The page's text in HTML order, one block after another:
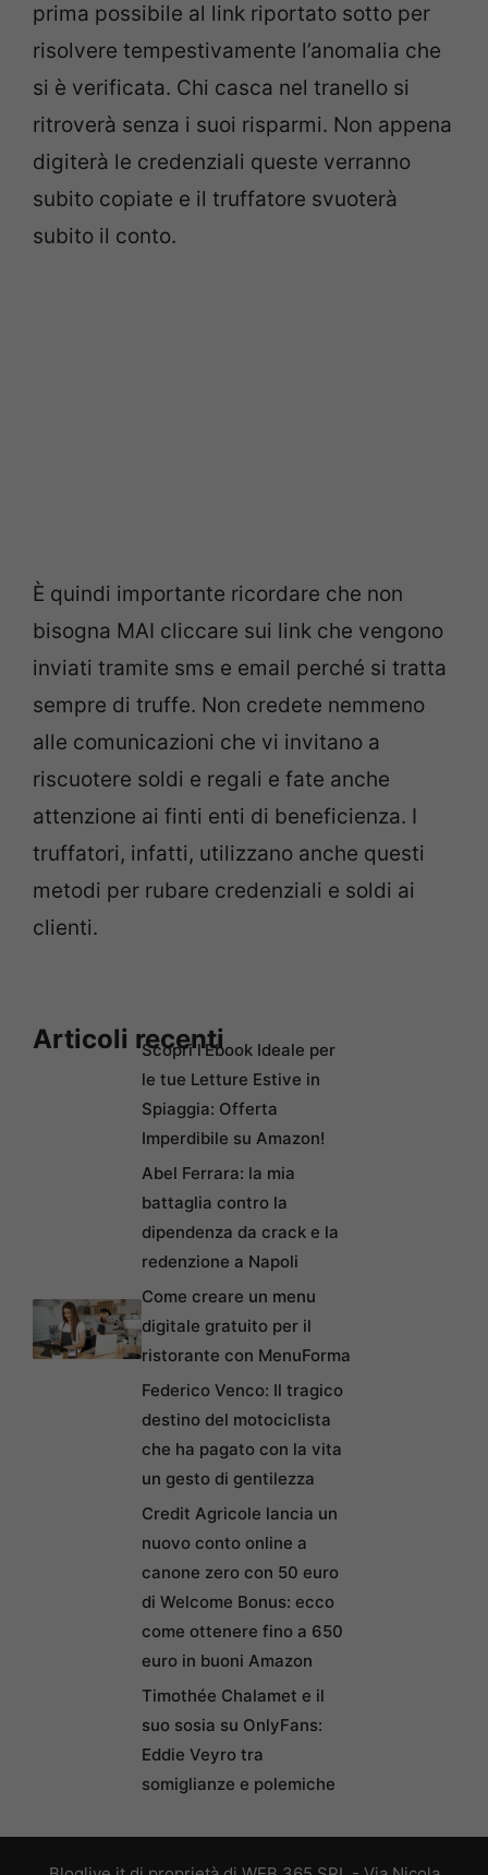
prima possibile al link riportato sotto per
risolvere tempestivamente l’anomalia che
si è verificata. Chi casca nel tranello si
ritroverà senza i suoi risparmi. Non appena
digiterà le credenziali queste verranno
subito copiate e il truffatore svuoterà
subito il conto.
È quindi importante ricordare che non
bisogna MAI cliccare sui link che vengono
inviati tramite sms e email perché si tratta
sempre di truffe. Non credete nemmeno
alle comunicazioni che vi invitano a
riscuotere soldi e regali e fate anche
attenzione ai finti enti di beneficienza. I
truffatori, infatti, utilizzano anche questi
metodi per rubare credenziali e soldi ai
clienti.
Articoli recentiScopri l’Ebook Ideale per
le tue Letture Estive in
Spiaggia: Offerta
Imperdibile su Amazon!
Abel Ferrara: la mia
battaglia contro la
dipendenza da crack e la
redenzione a Napoli
Come creare un menu
digitale gratuito per il
ristorante con MenuForma
Federico Venco: Il tragico
destino del motociclista
che ha pagato con la vita
un gesto di gentilezza
Credit Agricole lancia un
nuovo conto online a
canone zero con 50 euro
di Welcome Bonus: ecco
come ottenere fino a 650
euro in buoni Amazon
Timothée Chalamet e il
suo sosia su OnlyFans:
Eddie Veyro tra
somiglianze e polemiche